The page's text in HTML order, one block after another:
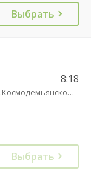
Выбрать
8:18
Памятник А.Космодемьянскому(Балтийское шоссе) трасса
Выбрать